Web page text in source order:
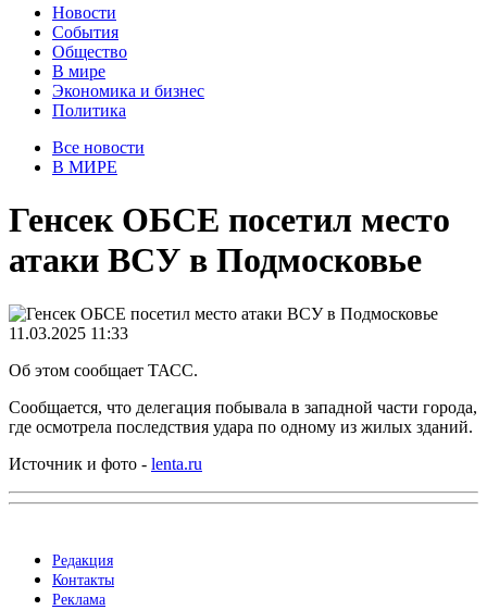
Новости
События
Общество
В мире
Экономика и бизнес
Политика
Все новости
В МИРЕ
Генсек ОБСЕ посетил место
атаки ВСУ в Подмосковье
11.03.2025 11:33
Об этом сообщает ТАСС.
Сообщается, что делегация побывала в западной части города,
где осмотрела последствия удара по одному из жилых зданий.
Источник и фото - lenta.ru
Редакция
Контакты
Реклама